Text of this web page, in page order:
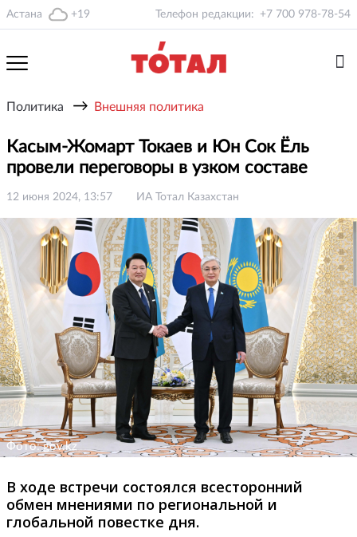
Астана +19 Телефон редакции: +7 700 978-78-54
Политика → Внешняя политика
Касым-Жомарт Токаев и Юн Сок Ёль
провели переговоры в узком составе
12 июня 2024, 13:57 ИА Тотал Казахстан
Фото: gov.kz
В ходе встречи состоялся всесторонний
обмен мнениями по региональной и
глобальной повестке дня.